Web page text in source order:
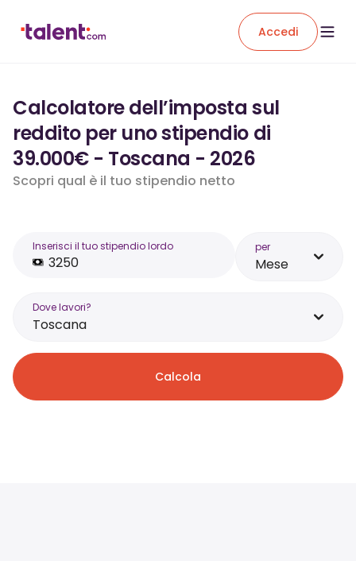
Accedi
Calcolatore dell’imposta sul
reddito per uno stipendio di
39.000€ - Toscana - 2026
Scopri qual è il tuo stipendio netto
Inserisci il tuo stipendio lordo per
Mese
Dove lavori?
Toscana
Calcola